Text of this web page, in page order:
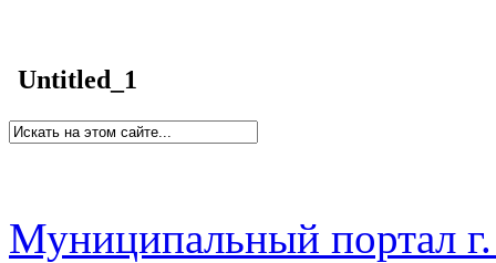
Untitled_1
Муниципальный портал